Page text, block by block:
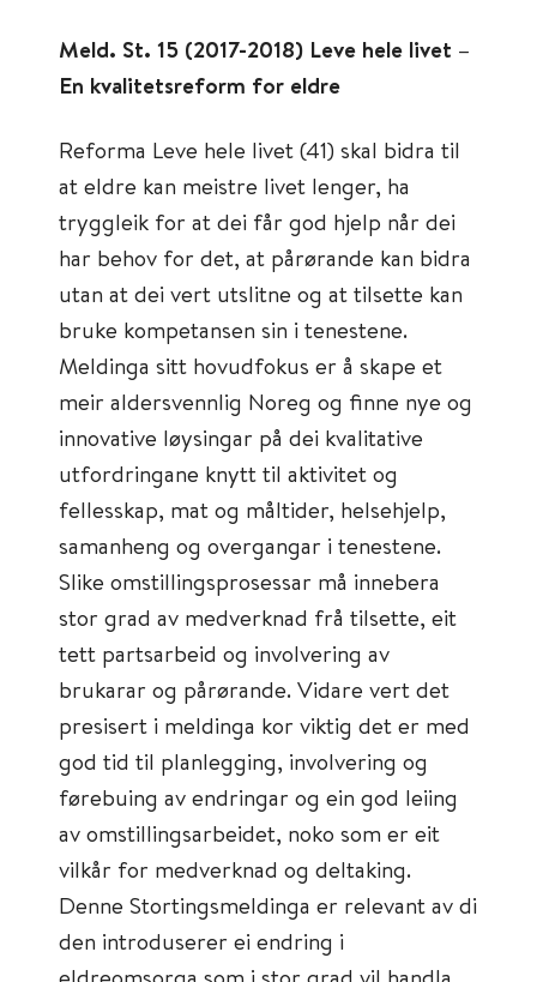
Meld. St. 15 (2017-2018) Leve hele livet –
En kvalitetsreform for eldre
Reforma Leve hele livet (41) skal bidra til
at eldre kan meistre livet lenger, ha
tryggleik for at dei får god hjelp når dei
har behov for det, at pårørande kan bidra
utan at dei vert utslitne og at tilsette kan
bruke kompetansen sin i tenestene.
Meldinga sitt hovudfokus er å skape et
meir aldersvennlig Noreg og finne nye og
innovative løysingar på dei kvalitative
utfordringane knytt til aktivitet og
fellesskap, mat og måltider, helsehjelp,
samanheng og overgangar i tenestene.
Slike omstillingsprosessar må innebera
stor grad av medverknad frå tilsette, eit
tett partsarbeid og involvering av
brukarar og pårørande. Vidare vert det
presisert i meldinga kor viktig det er med
god tid til planlegging, involvering og
førebuing av endringar og ein god leiing
av omstillingsarbeidet, noko som er eit
vilkår for medverknad og deltaking.
Denne Stortingsmeldinga er relevant av di
den introduserer ei endring i